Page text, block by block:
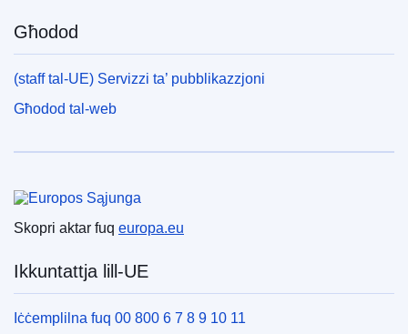
Għodod
(staff tal-UE) Servizzi ta’ pubblikazzjoni
Għodod tal-web
Skopri aktar fuq europa.eu
Ikkuntattja lill-UE
Iċċemplilna fuq 00 800 6 7 8 9 10 11